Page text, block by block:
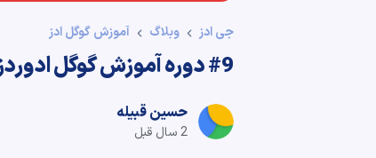
جی ادز وبلاگ آموزش گوگل ادز
#9 دوره آموزش گوگل ادوردز – محصول خود را تعریف کنید
حسین قبیله
2 سال قبل